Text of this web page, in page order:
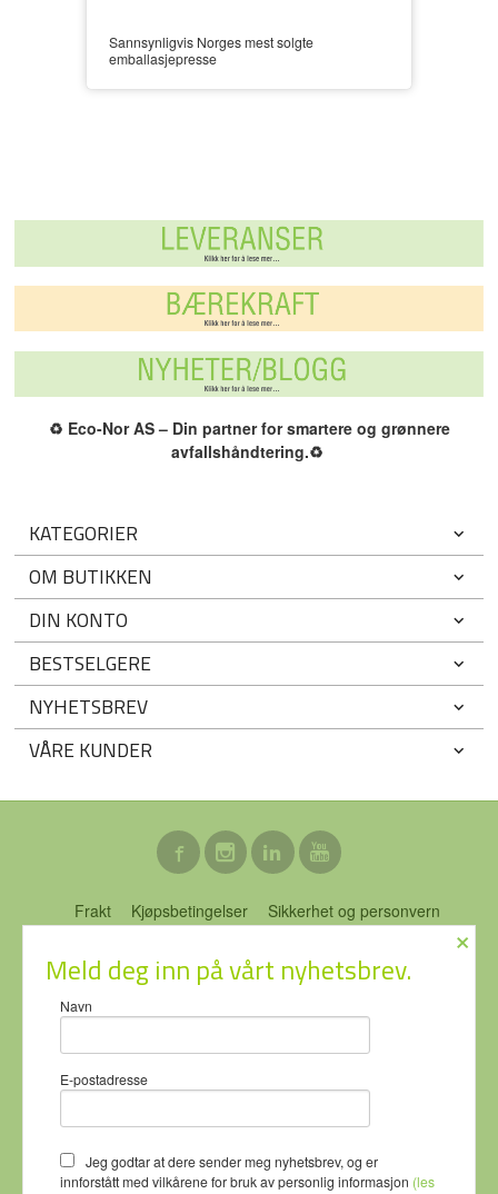
Sannsynligvis Norges mest solgte
emballasjepresse
♻️ Eco-Nor AS – Din partner for smartere og grønnere
avfallshåndtering.♻️
KATEGORIER
OM BUTIKKEN
DIN KONTO
BESTSELGERE
NYHETSBREV
VÅRE KUNDER
Frakt Kjøpsbetingelser
Sikkerhet og personvern
ECO-NOR AS Stubberudveien 76 3031 DRAMMEN Tlf.
du får en bedre kjøpsopplevelse og
bruker cookies hovedsaklig til å
lagre innloggingsdetaljer og huske
hva du har puttet i handlekurven
×
Meld deg inn på vårt nyhetsbrev.
Navn
E-postadresse
Jeg godtar at dere sender meg nyhetsbrev, og er
innforstått med vilkårene for bruk av personlig informasjon (les